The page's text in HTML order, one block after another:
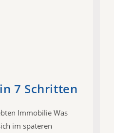
7 Schritten
Immobilie Was
im späteren